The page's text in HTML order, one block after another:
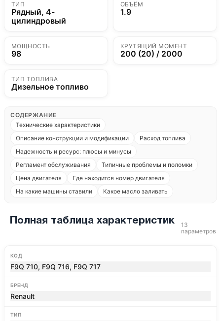
ТИП
Рядный, 4-
цилиндровый
ОБЪЁМ
1.9
МОЩНОСТЬ
98
КРУТЯЩИЙ МОМЕНТ
200 (20) / 2000
ТИП ТОПЛИВА
Дизельное топливо
СОДЕРЖАНИЕ
Технические характеристики
Описание конструкции и модификации
Расход топлива
Надежность и ресурс: плюсы и минусы
Регламент обслуживания
Типичные проблемы и поломки
Цена двигателя
Где находится номер двигателя
На какие машины ставили
Какое масло заливать
Полная таблица характеристик
13
параметров
КОД
F9Q 710, F9Q 716, F9Q 717
БРЕНД
Renault
ТИП